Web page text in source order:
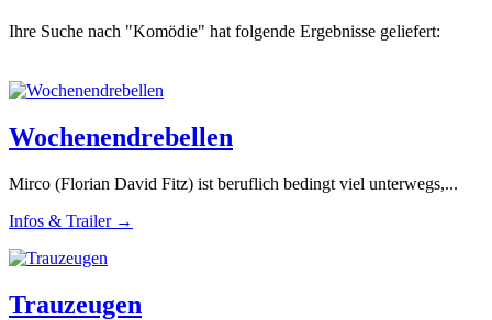
Ihre Suche nach "Komödie" hat folgende Ergebnisse geliefert:
Wochenendrebellen
Mirco (Florian David Fitz) ist beruflich bedingt viel unterwegs,...
Infos & Trailer →
Trauzeugen